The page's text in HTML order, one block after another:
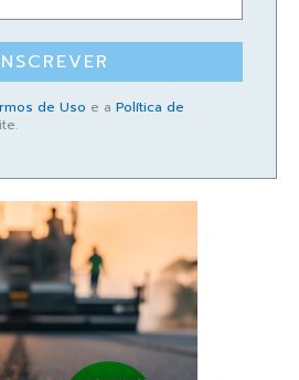
de Uso e a Política de